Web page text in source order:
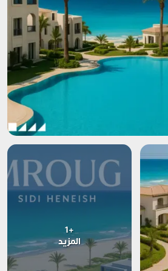
+1
المزيد